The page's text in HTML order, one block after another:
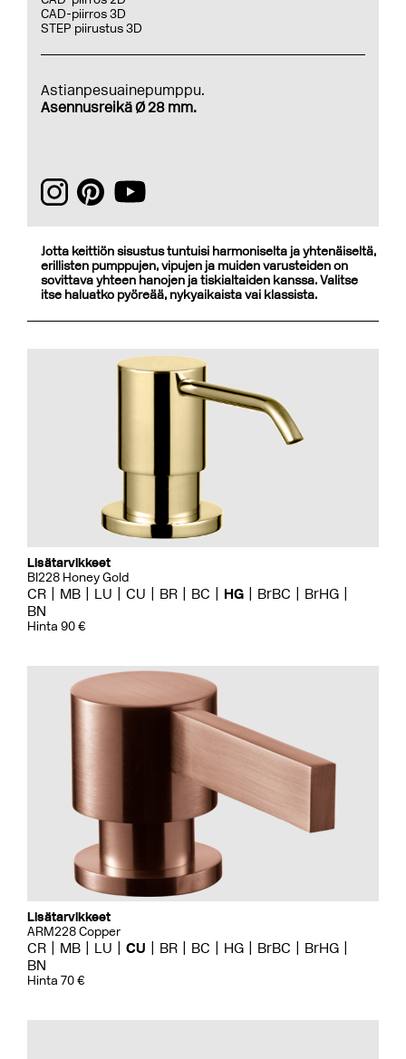
CAD-piirros 3D
STEP piirustus 3D
Astianpesuainepumppu.
Asennusreikä Ø 28 mm.
Jotta keittiön sisustus tuntuisi harmoniselta ja yhtenäiseltä,
erillisten pumppujen, vipujen ja muiden varusteiden on
sovittava yhteen hanojen ja tiskialtaiden kanssa. Valitse
itse haluatko pyöreää, nykyaikaista vai klassista.
Lisätarvikkeet
BI228 Honey Gold
CR MB LU CU BR BC HG BrBC
BrHG
BN
Hinta 90 €
Lisätarvikkeet
ARM228 Copper
CR MB LU CU BR BC HG BrBC
BrHG
BN
Hinta 70 €